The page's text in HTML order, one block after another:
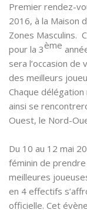
Premier rendez-
2016, à la Maison
Zones Masculins.
pour la 3ème
sera l’occasion
des meilleurs
Chaque
ainsi se
Ouest, le Nord-
Du 10 au 12 mai
féminin de
meilleures
en 4 effectifs
officielle. Cet